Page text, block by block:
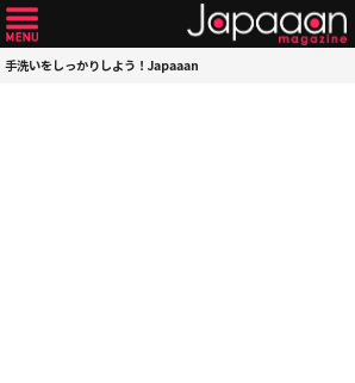
手洗いをしっかりしよう！Japaaan